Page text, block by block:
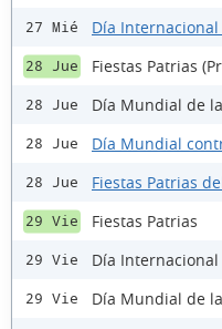
27 Mié Día
28 Jue Fiestas Patrias
28 Jue Día Mundial de
28 Jue Día Mundial
28 Jue Fiestas Patrias
29 Vie Fiestas Patrias
29 Vie Día
29 Vie Día Mundial de